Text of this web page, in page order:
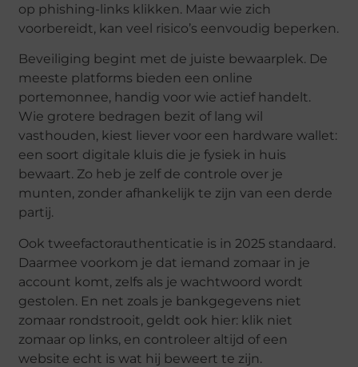
op phishing-links klikken. Maar wie zich
voorbereidt, kan veel risico’s eenvoudig beperken.
Beveiliging begint met de juiste bewaarplek. De
meeste platforms bieden een online
portemonnee, handig voor wie actief handelt.
Wie grotere bedragen bezit of lang wil
vasthouden, kiest liever voor een hardware wallet:
een soort digitale kluis die je fysiek in huis
bewaart. Zo heb je zelf de controle over je
munten, zonder afhankelijk te zijn van een derde
partij.
Ook tweefactorauthenticatie is in 2025 standaard.
Daarmee voorkom je dat iemand zomaar in je
account komt, zelfs als je wachtwoord wordt
gestolen. En net zoals je bankgegevens niet
zomaar rondstrooit, geldt ook hier: klik niet
zomaar op links, en controleer altijd of een
website echt is wat hij beweert te zijn.